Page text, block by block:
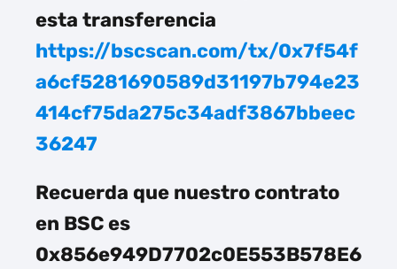
esta transferencia
https://bscscan.com/tx/0x7f54f
a6cf5281690589d31197b794e23
414cf75da275c34adf3867bbeec
36247
Recuerda que nuestro contrato
en BSC es
0x856e949D7702c0E553B578E6